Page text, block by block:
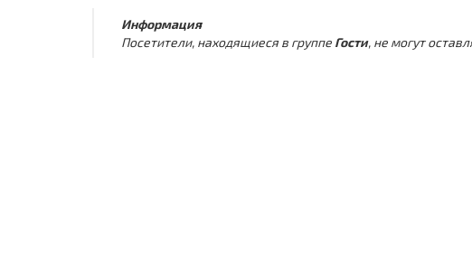
Информация
Посетители, находящиеся в группе Гости, не могут